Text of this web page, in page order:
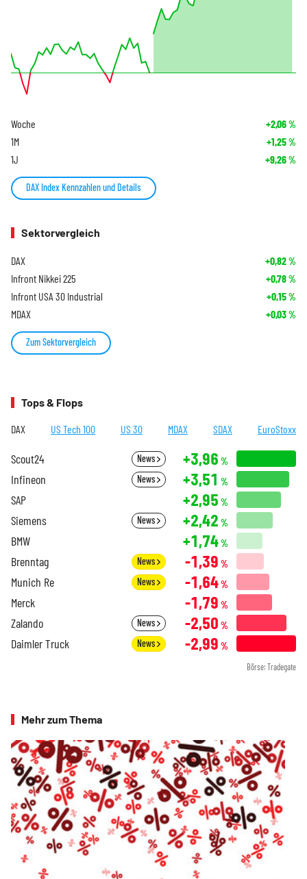
Woche +2,06%
1M +1,25%
1J +9,26%
DAX Index Kennzahlen und Details
Sektorvergleich
DAX +0,82%
Infront Nikkei 225 +0,78%
Infront USA 30 Industrial +0,15%
MDAX +0,03%
Zum Sektorvergleich
Tops & Flops
DAX US Tech 100 US 30 MDAX SDAX EuroStoxx
Scout24 News +3,96 %
Infineon News +3,51 %
SAP +2,95 %
Siemens News +2,42 %
BMW +1,74%
Brenntag News -1,39 %
Munich Re News -1,64%
Merck -1,79 %
Zalando News -2,50 %
Daimler Truck News -2,99 %
Börse: Tradegate
Mehr zum Thema